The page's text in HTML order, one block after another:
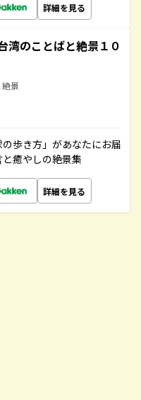
詳細を見る
湾のことばと絶景１０
景
歩き方」があなたにお届
癒やしの絶景集
詳細を見る